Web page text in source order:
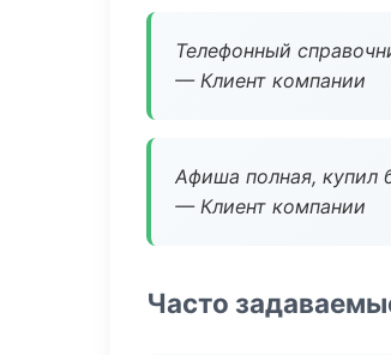
Телефонный
— Клиент компании
Афиша полная, купил
— Клиент компании
Часто